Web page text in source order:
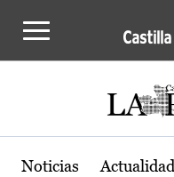
Actualidad de
Noticias